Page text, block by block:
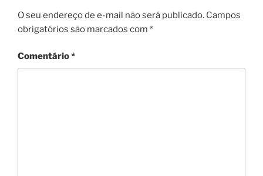
O seu endereço de e-mail não será publicado. Campos
obrigatórios são marcados com *
Comentário*